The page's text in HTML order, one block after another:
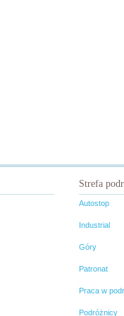
Strefa
Autostop
Industrial
Góry
Patronat
Praca w
Podróżnicy